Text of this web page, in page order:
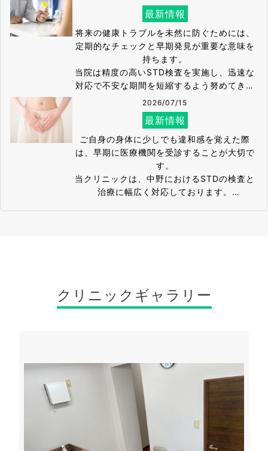
最新情報
将来の健康トラブルを未然に防ぐためには、
定期的なチェックと早期発見が重要な意味を
持ちます。
当院は精度の高いSTD検査を実施し、迅速な
対応で不安な期間を短縮するよう努めてきま
した。
当クリニックでは、結果の通知からその後の
治療までを一貫してフォローすることが可能
です。
万が一の際にも、専門知識を持つスタッフが
しっかりと寄り添い、丁寧な医療対応を提供
いたします。
誰にも知られずに受診できるよう、細やかな
2026/07/15
最新情報
ご自身の身体に少しでも違和感を覚えた際
は、早期に医療機関を受診することが大切で
す。
当クリニックは、中野におけるSTDの検査と
治療に幅広く対応しております。
プライバシーが守られた空間で、安心して必
要なサポートを受けられます。
2026/06/25
根本的な原因にアプローチする丁寧な問診を
行ってきました。
門スタッフが分かりやすい言葉で説明を行い
お薬の飲み合わせや副作用のリスクについて
も事前にしっかりと確認し、安全性を最優先
に確保いたしました。
充実した体制のもと、皆様の健康維持に貢献
いたします。
調は、専門的な医療で改善を見込める場合が
当クリニックは、患者様の心身の負担を和ら
げるための診療を実施中です。
当院ではEDの治療に関する最新の知見を取り
入れ、安全で安心できるサポート体制を構築
いたしました。
クリニックギャラリー